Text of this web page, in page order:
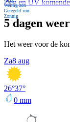
Weinig zon
Geregeld zon
Zonnig
Zon en UV
5 dagen
Het weer voor de
Za8 aug
26°37°
0 mm